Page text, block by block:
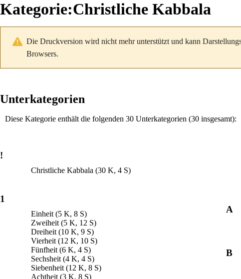
Kategorie:Christliche Kabbala
Die Druckversion wird nicht mehr unterstützt und kann
Browsers.
Unterkategorien
Diese Kategorie enthält die folgenden 30 Unterkategorien (30 insgesamt):
!
Christliche Kabbala (30 K, 4 S)
1
Einheit (5 K, 8 S)
Zweiheit (5 K, 12 S)
Dreiheit (10 K, 9 S)
Vierheit (12 K, 10 S)
Fünfheit (6 K, 4 S)
Sechsheit (4 K, 4 S)
Siebenheit (12 K, 8 S)
Achtheit (3 K, 8 S)
A
B